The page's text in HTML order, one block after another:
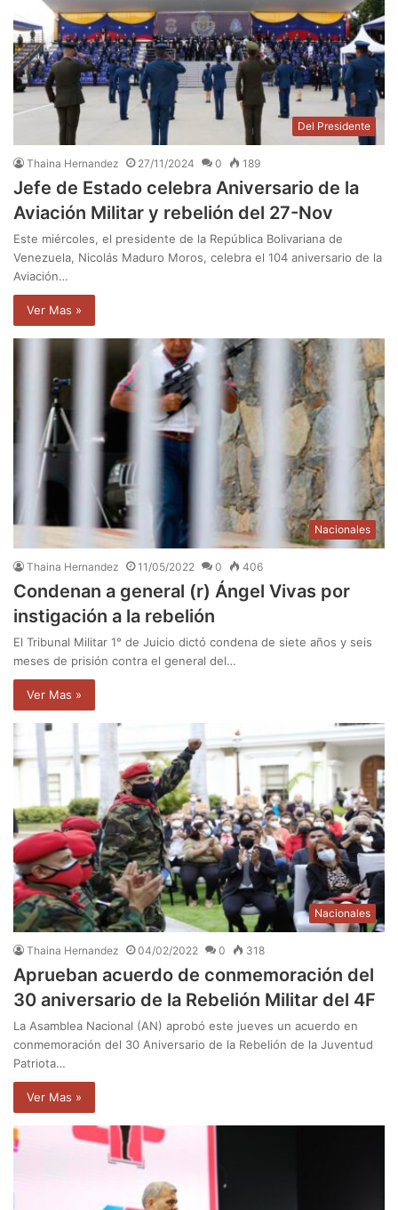
Del Presidente
Thaina Hernandez 27/11/2024 0 189
Jefe de Estado celebra Aniversario de la
Aviación Militar y rebelión del 27-Nov
Este miércoles, el presidente de la República Bolivariana de
Venezuela, Nicolás Maduro Moros, celebra el 104 aniversario de la
Aviación…
Ver Mas »
Nacionales
Thaina Hernandez 11/05/2022 0 406
Condenan a general (r) Ángel Vivas por
instigación a la rebelión
El Tribunal Militar 1° de Juicio dictó condena de siete años y seis
meses de prisión contra el general del…
Ver Mas »
Nacionales
Thaina Hernandez 04/02/2022 0 318
Aprueban acuerdo de conmemoración del
30 aniversario de la Rebelión Militar del 4F
La Asamblea Nacional (AN) aprobó este jueves un acuerdo en
conmemoración del 30 Aniversario de la Rebelión de la Juventud
Patriota…
Ver Mas »